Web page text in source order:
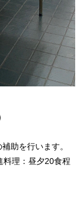
助を行います。
理：昼夕20食程